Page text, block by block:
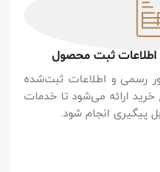
اطلاعات ثبت محصول
رسمی و اطلاعات ثبت‌شده
خرید ارائه می‌شود تا خدمات
پیگیری انجام شود.